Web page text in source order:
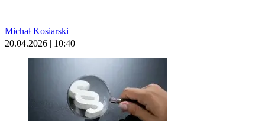
Michał Kosiarski
20.04.2026 | 10:40